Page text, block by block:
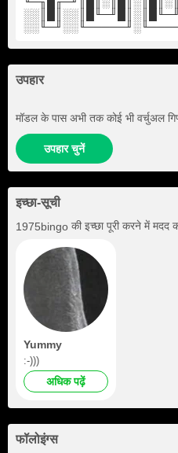
उपहार
मॉडल के पास अभी तक कोई भी वर्चुअल
उपहार चुनें
इच्छा-सूची
1975bingo की इच्छा पूरी करने में मदद
Yummy
:-)))
अधिक पढ़ें
फॉलोइंग्स